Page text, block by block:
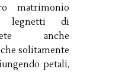
matrimonio
legnetti di
anche
solitamente
petali,